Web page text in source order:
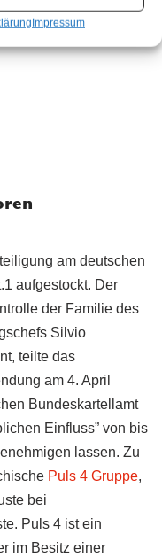
Impressum
am deutschen
aufgestockt. Der
der Familie des
Silvio
teilte das
am 4. April
Bundeskartellamt
Einfluss” von bis
lassen. Zu
Puls 4 Gruppe,
bei
Puls 4 ist ein
im Besitz einer